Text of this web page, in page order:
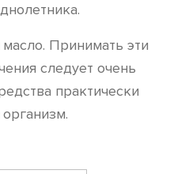
Принимать эти
следует очень
практически